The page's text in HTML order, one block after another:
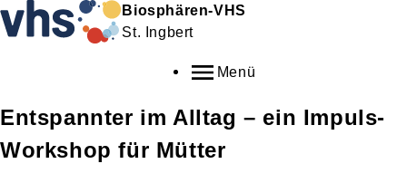
Biosphären-VHS
St. Ingbert
Menü
Entspannter im Alltag – ein Impuls-
Workshop für Mütter